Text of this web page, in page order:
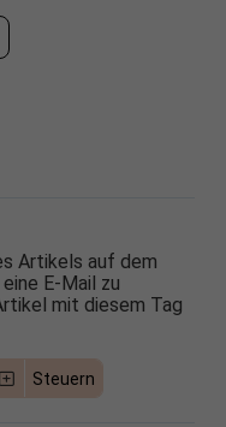
Artikels auf dem
E-Mail zu
mit diesem Tag
Steuern